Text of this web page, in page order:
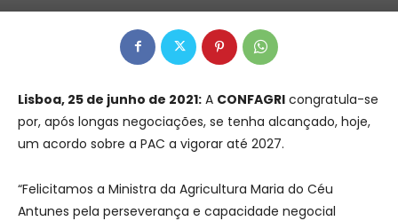
Lisboa, 25 de junho de 2021: A CONFAGRI congratula-se
por, após longas negociações, se tenha alcançado, hoje,
um acordo sobre a PAC a vigorar até 2027.
“Felicitamos a Ministra da Agricultura Maria do Céu
Antunes pela perseverança e capacidade negocial